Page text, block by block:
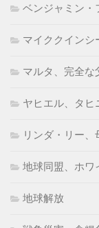
ベンジャミン・
マイククインシ
マルタ、完全な
ヤヒエル、タヒ
リンダ・リー、
地球同盟、ホワ
地球解放